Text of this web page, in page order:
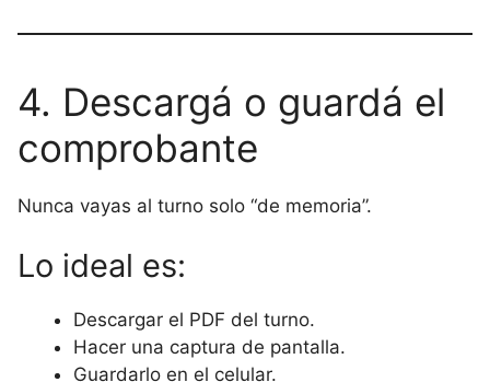
4. Descargá o guardá el
comprobante
Nunca vayas al turno solo “de memoria”.
Lo ideal es:
Descargar el PDF del turno.
Hacer una captura de pantalla.
Guardarlo en el celular.